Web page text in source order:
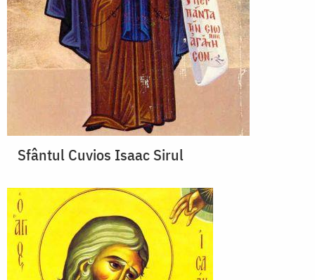
Sfântul Cuvios Isaac Sirul